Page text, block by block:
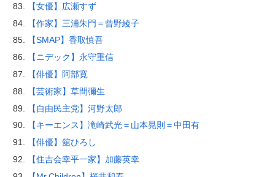
【女優】広瀬すず
【作家】三浦朱門＝曾野綾子
【SMAP】香取慎吾
【ニデック】永守重信
【俳優】阿部寛
【芸術家】草間彌生
【自由民主党】河野太郎
【キーエンス】滝崎武光＝山本晃則＝中田有
【俳優】舘ひろし
【住吉会幸平一家】加藤英幸